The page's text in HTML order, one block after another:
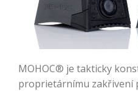
MOHOC® je takticky
proprietárnímu zakřivení